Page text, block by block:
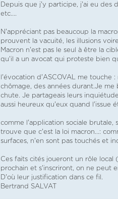
Depuis que j'y participe, j'ai eu des
etc....
N'appréciant pas beaucoup la
prouvent la vacuité, les illusions
Macron n'est pas le seul à être la
qu'il a un avocat qui proteste bien
l'évocation d'ASCOVAL me touche
chômage, des années durant.Je
chute. Je partageais leurs
aussi heureux qu'eux quand l'issue
comme l'application sociale brutale,
trouve que c'est la loi macron...:
surfaces, n'en sont pas touchés et
Ces faits cités joueront un rôle
prochain et s'inscriront, on ne peut
D'où leur justification dans ce fil.
Bertrand SALVAT